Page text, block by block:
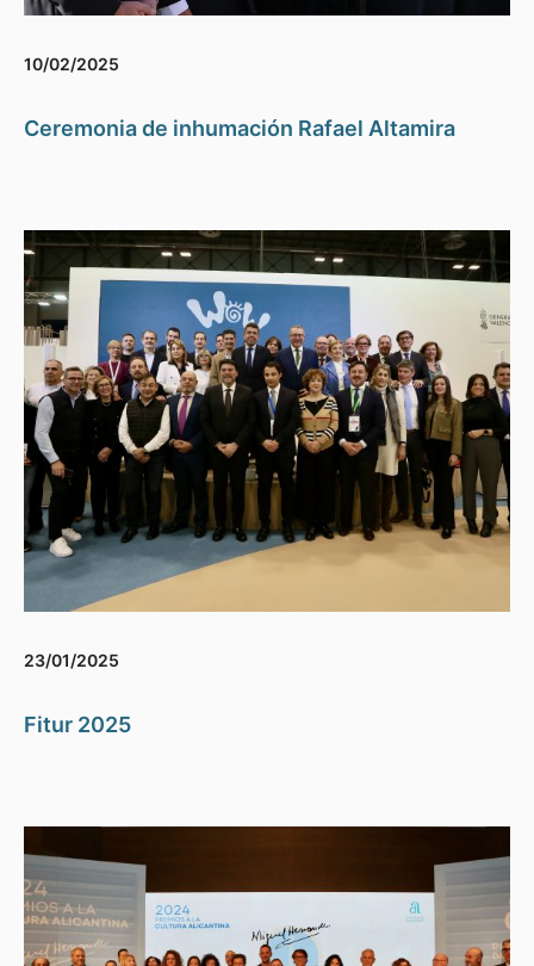
10/02/2025
Ceremonia de inhumación Rafael Altamira
23/01/2025
Fitur 2025